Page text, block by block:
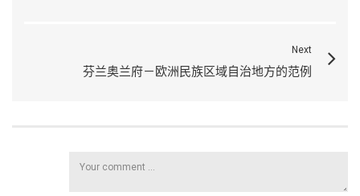
Next
芬兰奥兰府－欧洲民族区域自治地方的范例